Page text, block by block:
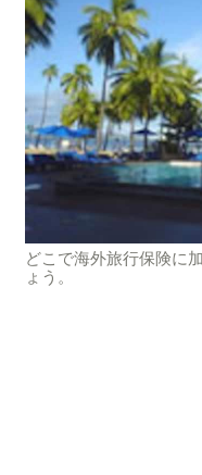
どこで海外旅行保険に
ょう。